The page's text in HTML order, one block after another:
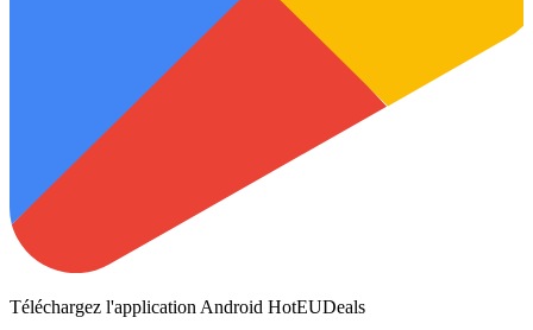
Téléchargez l'application Android HotEUDeals